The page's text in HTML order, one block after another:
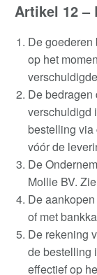
Artikel 12 –
De goederen
op het
De bedragen
verschuldigd
bestelling via
vóór de
De
Mollie BV.
De
of met
De rekening
de bestelling
effectief op